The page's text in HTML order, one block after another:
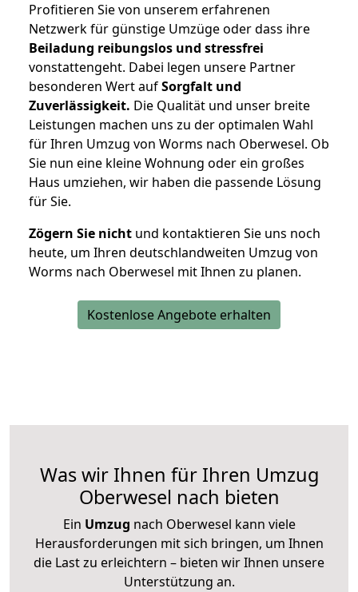
Profitieren Sie von unserem erfahrenen
Netzwerk für günstige Umzüge oder dass ihre
Beiladung reibungslos und stressfrei
vonstattengeht. Dabei legen unsere Partner
besonderen Wert aufSorgfalt und
Zuverlässigkeit. Die Qualität und unser breite
Leistungen machen uns zu der optimalen Wahl
für Ihren Umzug von Worms nach Oberwesel. Ob
Sie nun eine kleine Wohnung oder ein großes
Haus umziehen, wir haben die passende Lösung
für Sie.
Zögern Sie nicht und kontaktieren Sie uns noch
heute, um Ihren deutschlandweiten Umzug von
Worms nach Oberwesel mit Ihnen zu planen.
Kostenlose Angebote erhalten
Was wir Ihnen für Ihren Umzug
Oberwesel nach bieten
Ein Umzug nach Oberwesel kann viele
Herausforderungen mit sich bringen, um Ihnen
die Last zu erleichtern – bieten wir Ihnen unsere
Unterstützung an.